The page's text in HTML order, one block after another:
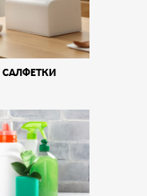
САЛФЕТКИ